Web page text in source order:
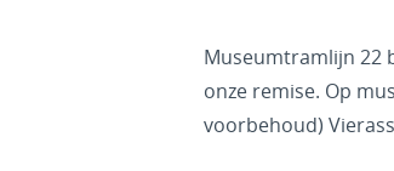
Museumtramlijn 22
onze remise. Op
voorbehoud)